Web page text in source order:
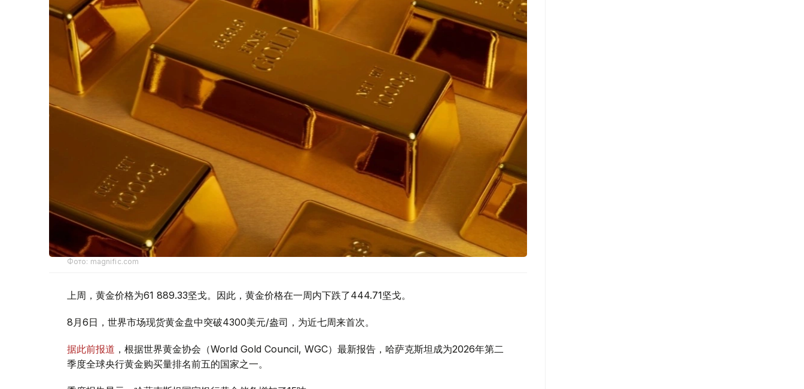
Фото: magnific.com
上周，黄金价格为61 889.33坚戈。因此，黄金价格在一周内下跌了444.71坚戈。
8月6日，世界市场现货黄金盘中突破4300美元/盎司，为近七周来首次。
据此前报道 ，根据世界黄金协会（World Gold Council, WGC）最新报告，哈萨克斯坦成为2026年第二
季度全球央行黄金购买量排名前五的国家之一。